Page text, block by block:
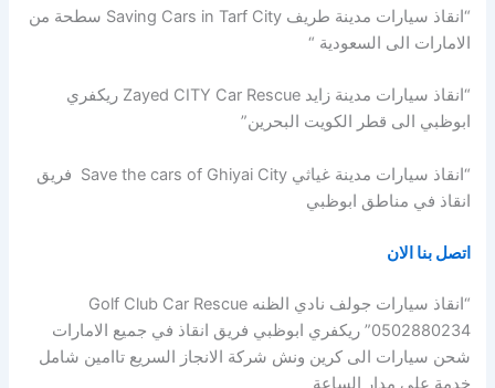
“انقاذ سيارات مدينة طريف Saving Cars in Tarf City سطحة من
الامارات الى السعودية “
“انقاذ سيارات مدينة زايد Zayed CITY Car Rescue ريكفري
ابوظبي الى قطر الكويت البحرين”
“انقاذ سيارات مدينة غياثي Save the cars of Ghiyai City فريق
انقاذ في مناطق ابوظبي
اتصل بنا الان
“انقاذ سيارات جولف نادي الظنه Golf Club Car Rescue
0502880234” ريكفري ابوظبي فريق انقاذ في جميع الامارات
شحن سيارات الى كرين ونش شركة الانجاز السريع تاامين شامل
خدمة على مدار الساعة